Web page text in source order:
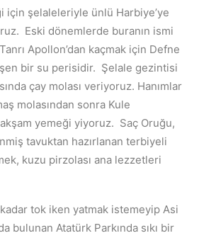
için şelaleleriyle ünlü Harbiye’ye
Eski dönemlerde buranın ismi
Apollon’dan kaçmak için Defne
bir su perisidir. Şelale gezintisi
çay molası veriyoruz. Hanımlar
molasından sonra Kule
akşam yemeği yiyoruz. Saç Oruğu,
tavuktan hazırlanan terbiyeli
kuzu pirzolası ana lezzetleri
tok iken yatmak istemeyip Asi
bulunan Atatürk Parkında sıkı bir